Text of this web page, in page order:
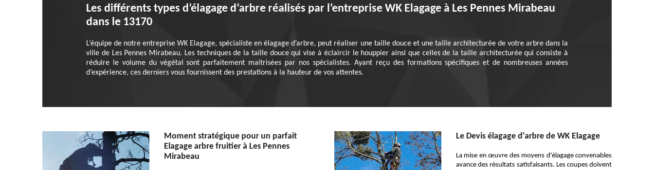
Les différents types d’élagage d’arbre réalisés par l’entreprise WK Elagage à Les Pennes Mirabeau
dans le 13170
L’équipe de notre entreprise WK Elagage, spécialiste en élagage d’arbre, peut réaliser une taille douce et une taille architecturée de votre arbre dans la
ville de Les Pennes Mirabeau. Les techniques de la taille douce qui vise à éclaircir le houppier ainsi que celles de la taille architecturée qui consiste à
réduire le volume du végétal sont parfaitement maîtrisées par nos spécialistes. Ayant reçu des formations spécifiques et de nombreuses années
d’expérience, ces derniers vous fournissent des prestations à la hauteur de vos attentes.
Moment stratégique pour un parfait
Elagage arbre fruitier à Les Pennes
Mirabeau
Le Devis élagage d'arbre de WK Elagage
La mise en œuvre des moyens d'élagage convenables
avance des résultats satisfaisants. Les coupes doivent